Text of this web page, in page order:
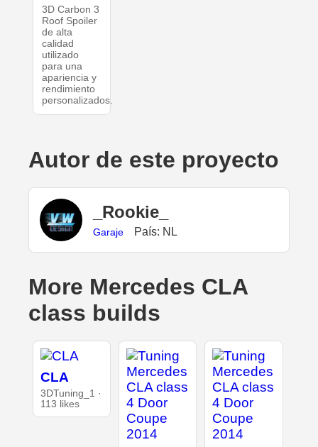
3D Carbon 3
Roof Spoiler
de alta
calidad
utilizado
para una
apariencia y
rendimiento
personalizados.
Autor de este proyecto
_Rookie_
Garaje País: NL
More Mercedes CLA
class builds
CLA
3DTuning_1 ·
113 likes